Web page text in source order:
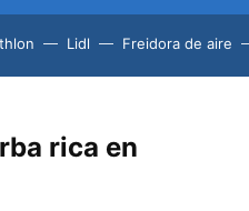
Lidl Freidora de aire
rica en